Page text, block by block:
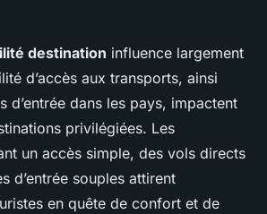
destination influence largement
d’accès aux transports, ainsi
d’entrée dans les pays, impactent
privilégiées. Les
un accès simple, des vols directs
d’entrée souples attirent
en quête de confort et de